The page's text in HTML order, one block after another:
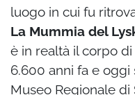
luogo in cui fu
La Mummia del
è in realtà il corpo
6.600 anni fa e
Museo Regionale